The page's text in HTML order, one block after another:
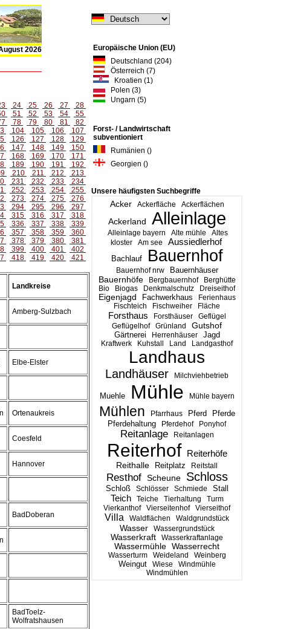
2026
Europäische Union (EU)
Deutschland (204)
Österreich (7)
Kroatien (1)
Polen (3)
Ungarn (5)
Forst- / Landwirtschaft
subventioniert
Rumänien ()
Georgien ()
Unsere häufigsten Suchbegriffe
Acker Ackerfläche Ackerflächen
Ackerland Alleinlage
Alleinlage bayern Alte mühle
Altes
kloster
Am see Aussiedlerhof
Bachlauf Bauernhof
Bauernhof nrw Bauernhäuser
Bauernhöfe Bergbauernhof
Berghütte
Bio
Biogas Denkmalschutz Dreiseithof
Eigenjagd Fachwerkhaus
Ferienhaus
Fischteich
Fischweiher Fläche
Forsthaus Forsthäuser
Geflügel
Geflügelhof
Grünland
Gutshof
Gärtnerei
Herrenhäuser Jagd
Kraftwerk Kuhstall Land Landgasthof
Landhaus
Landhäuser Milchviehbetrieb
Muehle Mühle Mühle bayern
Mühlen Pfarrhaus Pferd Pferde
Pferdehaltung Pferdehof Ponyhof
Reitanlage Reitanlagen
Reiterhof Reiterhöfe
Reithalle Reitplatz Reitstall
Resthof Scheune Schloss
Schloß Schlösser Schmiede Stall
Teich Teiche Tierhaltung
Turm
Vierkanthof
Vierseitenhof Vierseithof
Villa Waldflächen Waldgrundstück
Wasser Wassergrundstück
Wasserkraft Wasserkraftanlage
Wassermühle Wasserrecht
Wasserturm Weideland Weinberg
Weingut Wiese
Windmühle
Windmühlen
24 25 26 27
28
51 52 53 54
55
78 79 80 81
82
104 105 106
107
126 127 128
129
147 148 149
150
168 169 170
171
189 190 191
192
210 211 212
213
231 232 233
234
252 253 254
255
273 274 275
276
294 295 296
297
315 316 317
318
336 337 338
339
357 358 359
360
378 379 380
381
399 400 401
402
418 419 420 421
Landkreise
Amberg-Sulzbach
Elbe-Elster
Ortenaukreis
Coesfeld
Hannover
BadDoberan
BadToelz-
Wolfratshausen